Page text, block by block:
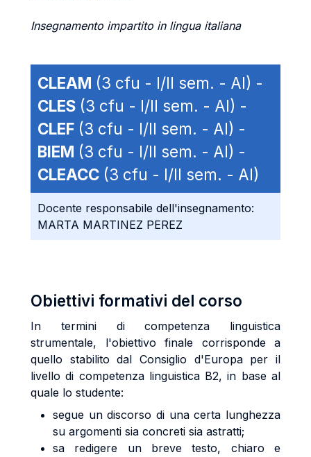
Insegnamento impartito in lingua italiana
CLEAM (3 cfu - I/II sem. - AI) -
CLES (3 cfu - I/II sem. - AI) -
CLEF (3 cfu - I/II sem. - AI) -
BIEM (3 cfu - I/II sem. - AI) -
CLEACC (3 cfu - I/II sem. - AI)
Docente responsabile dell'insegnamento:
MARTA MARTINEZ PEREZ
Obiettivi formativi del corso
In termini di competenza linguistica
strumentale, l'obiettivo finale corrisponde a
quello stabilito dal Consiglio d'Europa per il
livello di competenza linguistica B2, in base al
quale lo studente:
segue un discorso di una certa lunghezza
su argomenti sia concreti sia astratti;
sa redigere un breve testo, chiaro e